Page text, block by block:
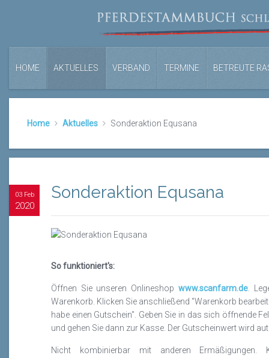
HOME AKTUELLES VERBAND TERMINE BETREUTE
Home Aktuelles Sonderaktion Equsana
03 Feb
2020
Sonderaktion Equsana
So funktioniert's:
Öffnen Sie unseren Onlineshop www.scanfarm.de.
Warenkorb. Klicken Sie anschließend "Warenkorb
habe einen Gutschein". Geben Sie in das sich öffnende
und gehen Sie dann zur Kasse. Der Gutscheinwert wird
Nicht kombinierbar mit anderen Ermäßigungen.